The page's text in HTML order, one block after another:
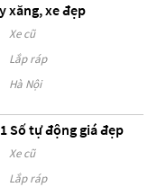
xăng, xe đẹp
Xe cũ
Lắp ráp
Hà Nội
Số tự động giá đẹp
Xe cũ
Lắp ráp